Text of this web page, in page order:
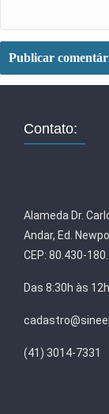
Contato:
Alameda Dr.
Andar, Ed.
CEP: 80.430-180.
Das 8:30h às
(41) 3014-7331